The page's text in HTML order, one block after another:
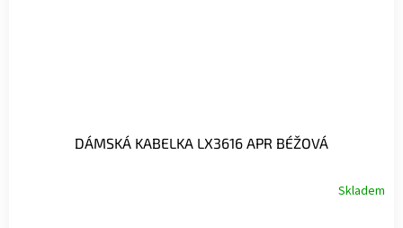
DÁMSKÁ KABELKA LX3616 APR BÉŽOVÁ
Skladem